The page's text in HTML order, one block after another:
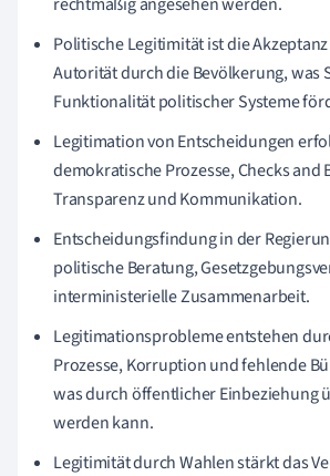
Politische Legitimität ist die
Autorität durch die Bevölkerung, was
Funktionalität politischer Systeme
Legitimation von Entscheidungen
demokratische Prozesse, Checks and
Transparenz und Kommunikation.
Entscheidungsfindung in der
politische Beratung,
interministerielle Zusammenarbeit.
Legitimationsprobleme entstehen
Prozesse, Korruption und fehlende
was durch öffentlicher Einbeziehung
werden kann.
Legitimität durch Wahlen stärkt das